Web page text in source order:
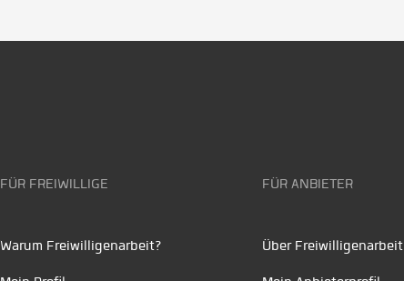
FÜR FREIWILLIGE
Warum Freiwilligenarbeit?
FÜR ANBIETER
Über Freiwilligenarbeit